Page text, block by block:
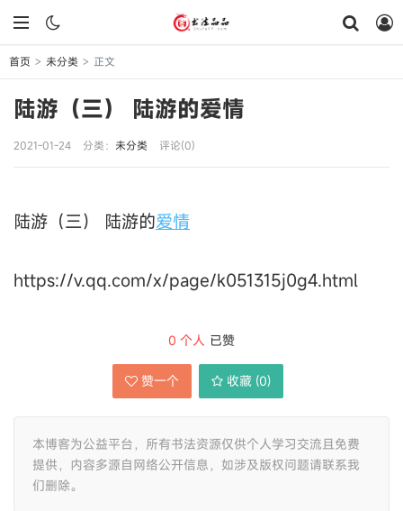
首页 > 未分类 > 正文
陆游（三） 陆游的爱情
2021-01-24 分类： 未分类 评论(0)
陆游（三） 陆游的爱情
https://v.qq.com/x/page/k051315j0g4.html
0 个人 已赞
赞一个 收藏 (0)
本博客为公益平台，所有书法资源仅供个人学习交流且免费
提供，内容多源自网络公开信息，如涉及版权问题请联系我
们删除。